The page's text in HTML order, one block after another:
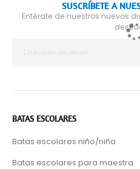
SUSCRÍBETE A
Entérate de nuestros nuevos
BATAS ESCOLARES
Batas escolares niño/niña
Batas escolares para maestra